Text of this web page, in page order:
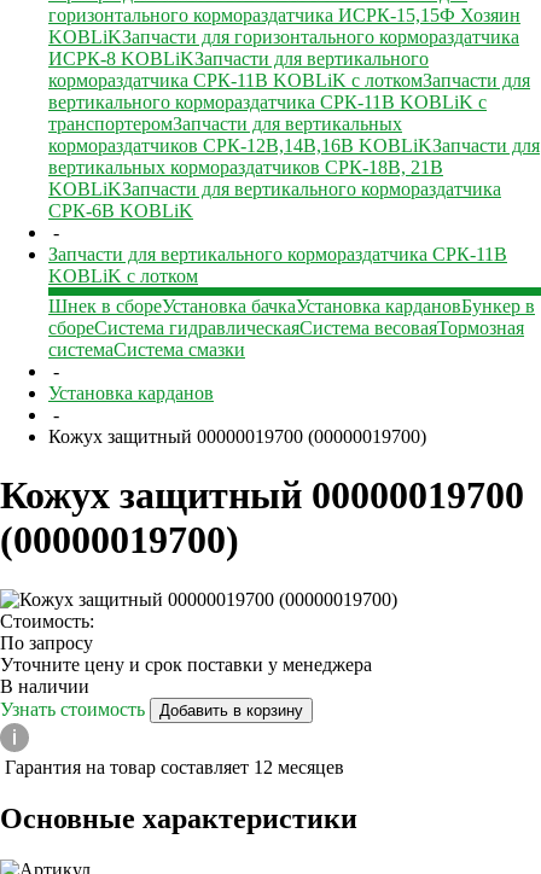
горизонтального кормораздатчика ИСРК-15,15Ф Хозяин
KOBLiKЗапчасти для горизонтального кормораздатчика
ИСРК-8 KOBLiKЗапчасти для вертикального
кормораздатчика СРК-11В KOBLiK с лоткомЗапчасти для
вертикального кормораздатчика СРК-11В KOBLiK с
транспортеромЗапчасти для вертикальных
кормораздатчиков СРК-12В,14В,16В KOBLiKЗапчасти для
вертикальных кормораздатчиков СРК-18В, 21В
KOBLiKЗапчасти для вертикального кормораздатчика
СРК-6В KOBLiK
-
Запчасти для вертикального кормораздатчика СРК-11В
KOBLiK с лотком
Шнек в сбореУстановка бачкаУстановка кардановБункер в
сбореСистема гидравлическаяСистема весоваяТормозная
системаСистема смазки
-
Установка карданов
-
Кожух защитный 00000019700 (00000019700)
Кожух защитный 00000019700
(00000019700)
Стоимость:
По запросу
Уточните цену и срок поставки у менеджера
В наличии
Узнать стоимость
Добавить в корзину
Гарантия на товар составляет 12 месяцев
Основные характеристики